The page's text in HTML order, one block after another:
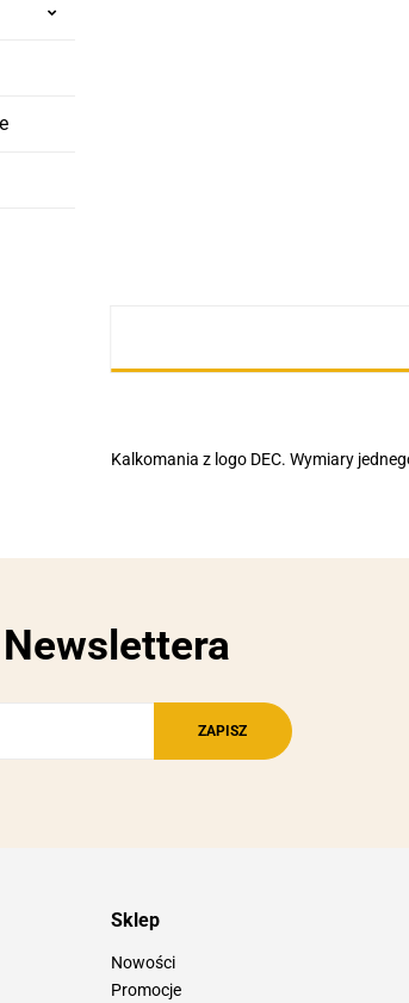
Kalkomania z logo DEC. Wymiary
Sklep
Nowości
Promocje